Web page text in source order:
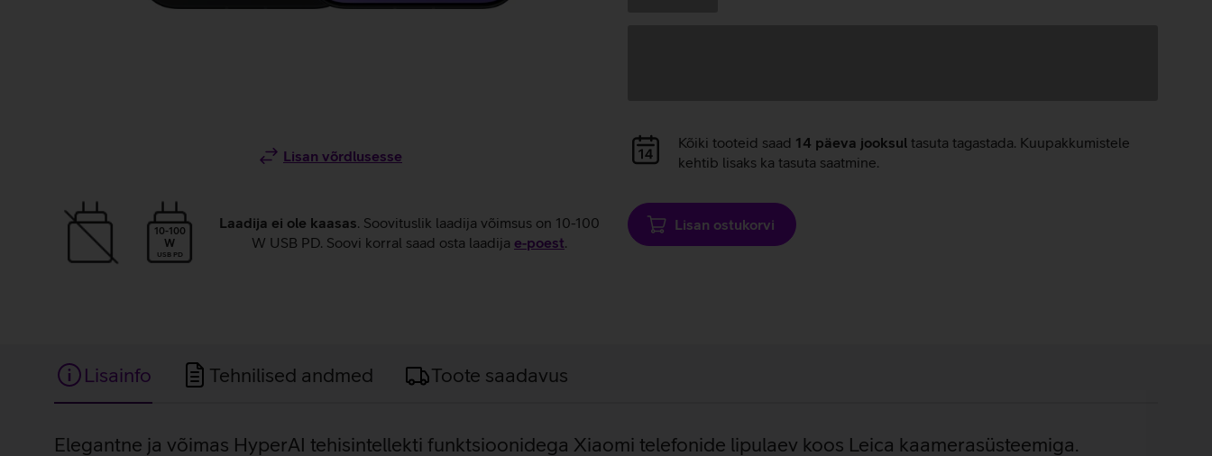
Lisan võrdlusesse
10-100
W
USB PD
Laadija ei ole kaasas. Soovituslik laadija võimsus on 10-100
W USB PD. Soovi korral saad osta laadija e‑poest.
Andmete
laadimine
Kõiki tooteid saad 14 päeva jooksul tasuta tagastada. Kuupakkumistele
kehtib lisaks ka tasuta saatmine.
Lisan ostukorvi
Lisainfo Tehnilised andmed Toote saadavus
Elegantne ja võimas HyperAI tehisintellekti funktsioonidega Xiaomi telefonide lipulaev koos Leica kaamerasüsteemiga.